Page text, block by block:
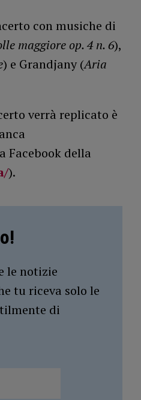
con musiche di
maggiore op. 4 n. 6),
) e Grandjany (Aria
verrà replicato è
Facebook della
).
le notizie
tu riceva solo le
di